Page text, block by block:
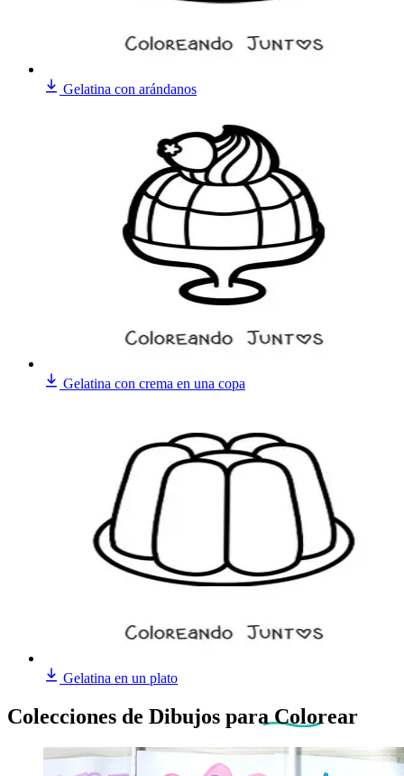
Gelatina con arándanos
Gelatina con crema en una copa
Gelatina en un plato
Colecciones de Dibujos para Colorear